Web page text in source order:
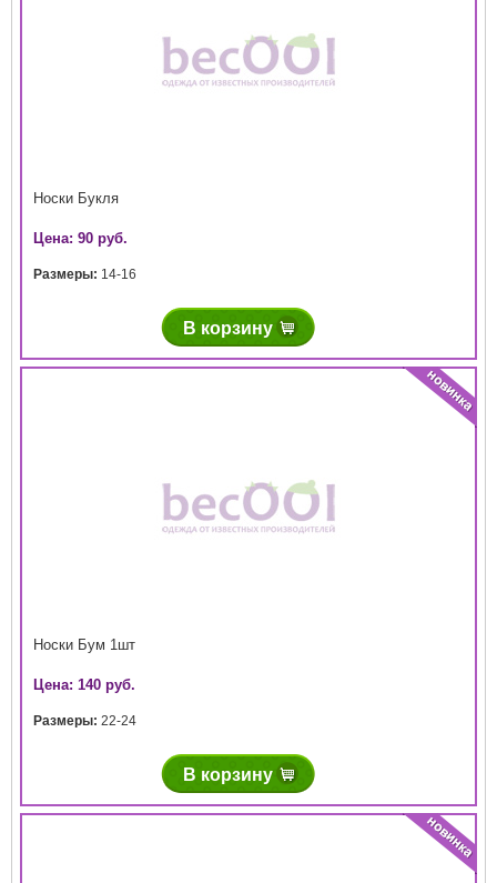
Носки Букля
Цена: 90 руб.
Размеры: 14-16
В корзину
Носки Бум 1шт
Цена: 140 руб.
Размеры: 22-24
В корзину